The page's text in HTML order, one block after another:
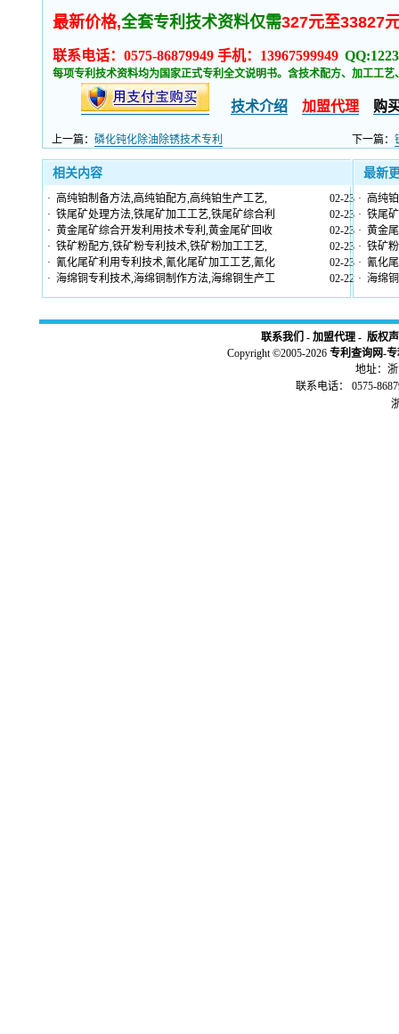
最新价格,全套专利技术资料仅需327元至33827
联系电话：0575-86879949 手机：13967599949
每项专利技术资料均为国家正式专利全文说明书。含技术配方、加工工
技术介绍 加盟代理 购
上一篇： 磷化钝化除油除锈技术专利 下一篇：
相关内容
· 高纯铂制备方法,高纯铂配方,高纯铂生产工艺,
02-23
· 铁尾矿处理方法,铁尾矿加工工艺,铁尾矿综合利
02-23
· 黄金尾矿综合开发利用技术专利,黄金尾矿回收
02-23
· 铁矿粉配方,铁矿粉专利技术,铁矿粉加工工艺,
02-23
· 氰化尾矿利用专利技术,氰化尾矿加工工艺,氰化
02-23
· 海绵铜专利技术,海绵铜制作方法,海绵铜生产工 02-22
最新
· 高纯
· 铁尾
· 黄金
· 铁矿
· 氰化
· 海绵
联系我们 - 加盟代理- 版权
Copyright ©2005-2026 专利查询网-
地址：
联系电话： 0575-